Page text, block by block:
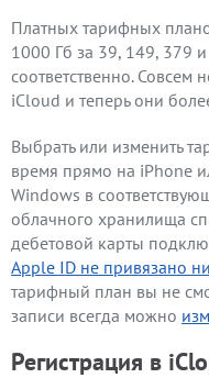
Платных тарифных
1000 Гб за 39, 149, 379
соответственно.
iCloud и теперь они
Выбрать или изменить
время прямо на iPhone
Windows в
облачного хранилища
дебетовой карты
Apple ID не привязано
тарифный план вы не
записи всегда можно
Регистрация в